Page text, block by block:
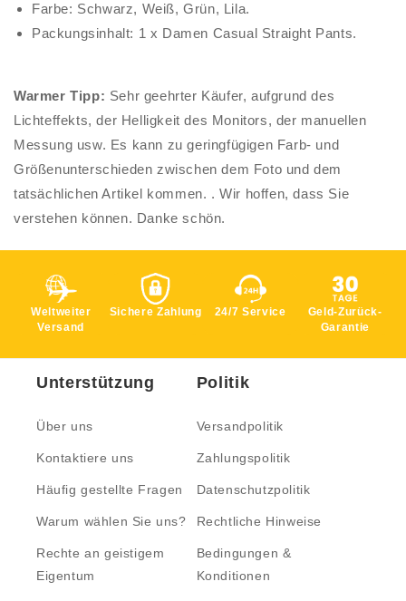
Farbe: Schwarz, Weiß, Grün, Lila.
Packungsinhalt: 1 x Damen Casual Straight Pants.
Warmer Tipp: Sehr geehrter Käufer, aufgrund des
Lichteffekts, der Helligkeit des Monitors, der manuellen
Messung usw. Es kann zu geringfügigen Farb- und
Größenunterschieden zwischen dem Foto und dem
tatsächlichen Artikel kommen. . Wir hoffen, dass Sie
verstehen können. Danke schön.
Weltweiter
Versand
Sichere Zahlung 24/7 Service
Geld-Zurück-
Garantie
Unterstützung
Über uns
Kontaktiere uns
Häufig gestellte Fragen
Warum wählen Sie uns?
Rechte an geistigem
Eigentum
Politik
Versandpolitik
Zahlungspolitik
Datenschutzpolitik
Rechtliche Hinweise
Bedingungen &
Konditionen